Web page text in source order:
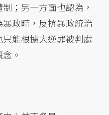
；另一方面也認為，
政時，反抗暴政統治
能根據大逆罪被判處
。